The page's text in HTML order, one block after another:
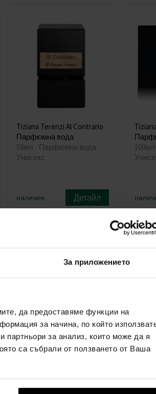
За приложението
да предоставяме функции на
за начина, по който
партньори за анализ, които може да я
са събрали от ползването от Ваша
Tiziana Terenzi Al Contrario
Парфюмна вода
50мл - Парфюмна вода -
Унисекс
наличен Детайл
100мл - Парфюмна вода -
Унисекс